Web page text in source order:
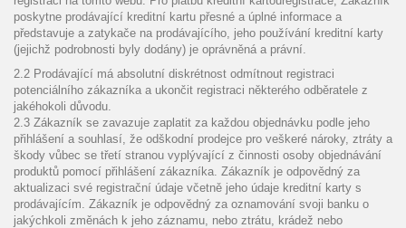
poskytne prodávající kreditní kartu přesné a úplné informace a
představuje a zatykače na prodávajícího, jeho používání kreditní karty
(jejichž podrobnosti byly dodány) je oprávněná a právní.
2.2 Prodávající má absolutní diskrétnost odmítnout registraci
potenciálního zákazníka a ukončit registraci některého odběratele z
jakéhokoli důvodu.
2.3 Zákazník se zavazuje zaplatit za každou objednávku podle jeho
přihlášení a souhlasí, že odškodní prodejce pro veškeré nároky, ztráty a
škody vůbec se třetí stranou vyplývající z činnosti osoby objednávání
produktů pomocí přihlášení zákazníka. Zákazník je odpovědný za
aktualizaci své registrační údaje včetně jeho údaje kreditní karty s
prodávajícím. Zákazník je odpovědný za oznamování svoji banku o
jakýchkoli změnách k jeho záznamu, nebo ztrátu, krádež nebo